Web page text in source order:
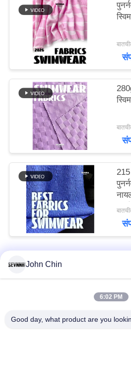
साइटमैप
PRIVACY
POLICY
लोकप्रिय श्रेणियां
कपड़े
John Chin
6:02 PM
Good day, what product are you